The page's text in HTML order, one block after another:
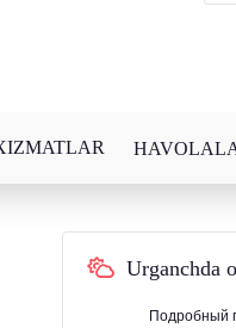
Urganchda
Подробный